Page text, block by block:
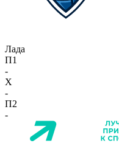
Лада
П1
-
X
-
П2
-